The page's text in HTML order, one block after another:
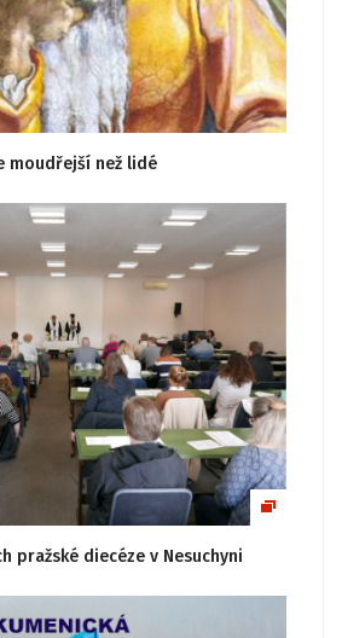
moudřejší než lidé
pražské diecéze v Nesuchyni